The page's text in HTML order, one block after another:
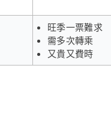
旺季一票難求
需多次轉乘
又貴又費時